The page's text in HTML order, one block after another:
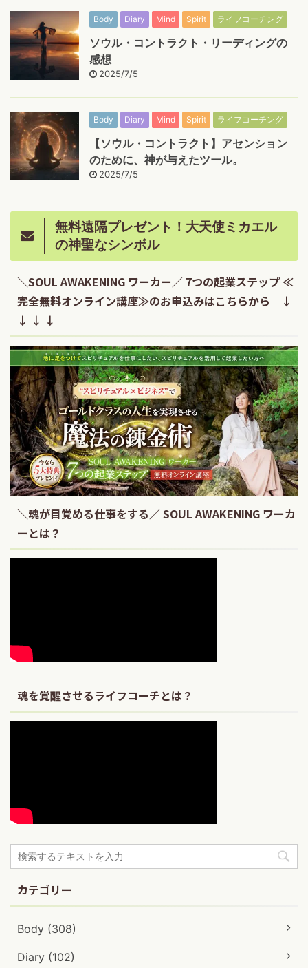
Body Diary Mind Spirit ライフコーチング
ソウル・コントラクト・リーディングの
感想
2025/7/5
Body Diary Mind Spirit ライフコーチング
【ソウル・コントラクト】アセンション
のために、神が与えたツール。
2025/7/5
無料遠隔プレゼント！大天使ミカエル
の神聖なシンボル
＼SOUL AWAKENING ワーカー／ 7つの起業ステップ ≪
完全無料オンライン講座≫のお申込みはこちらから ↓
↓ ↓ ↓
＼魂が目覚める仕事をする／ SOUL AWAKENING ワーカ
ーとは？
魂を覚醒させるライフコーチとは？
カテゴリー
Body (308)
Diary (102)